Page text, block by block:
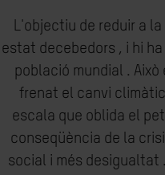
L'objectiu de reduir a
estat decebedors , i hi
població mundial .
frenat el canvi
escala que oblida el
conseqüència de la
social i més desigualtat